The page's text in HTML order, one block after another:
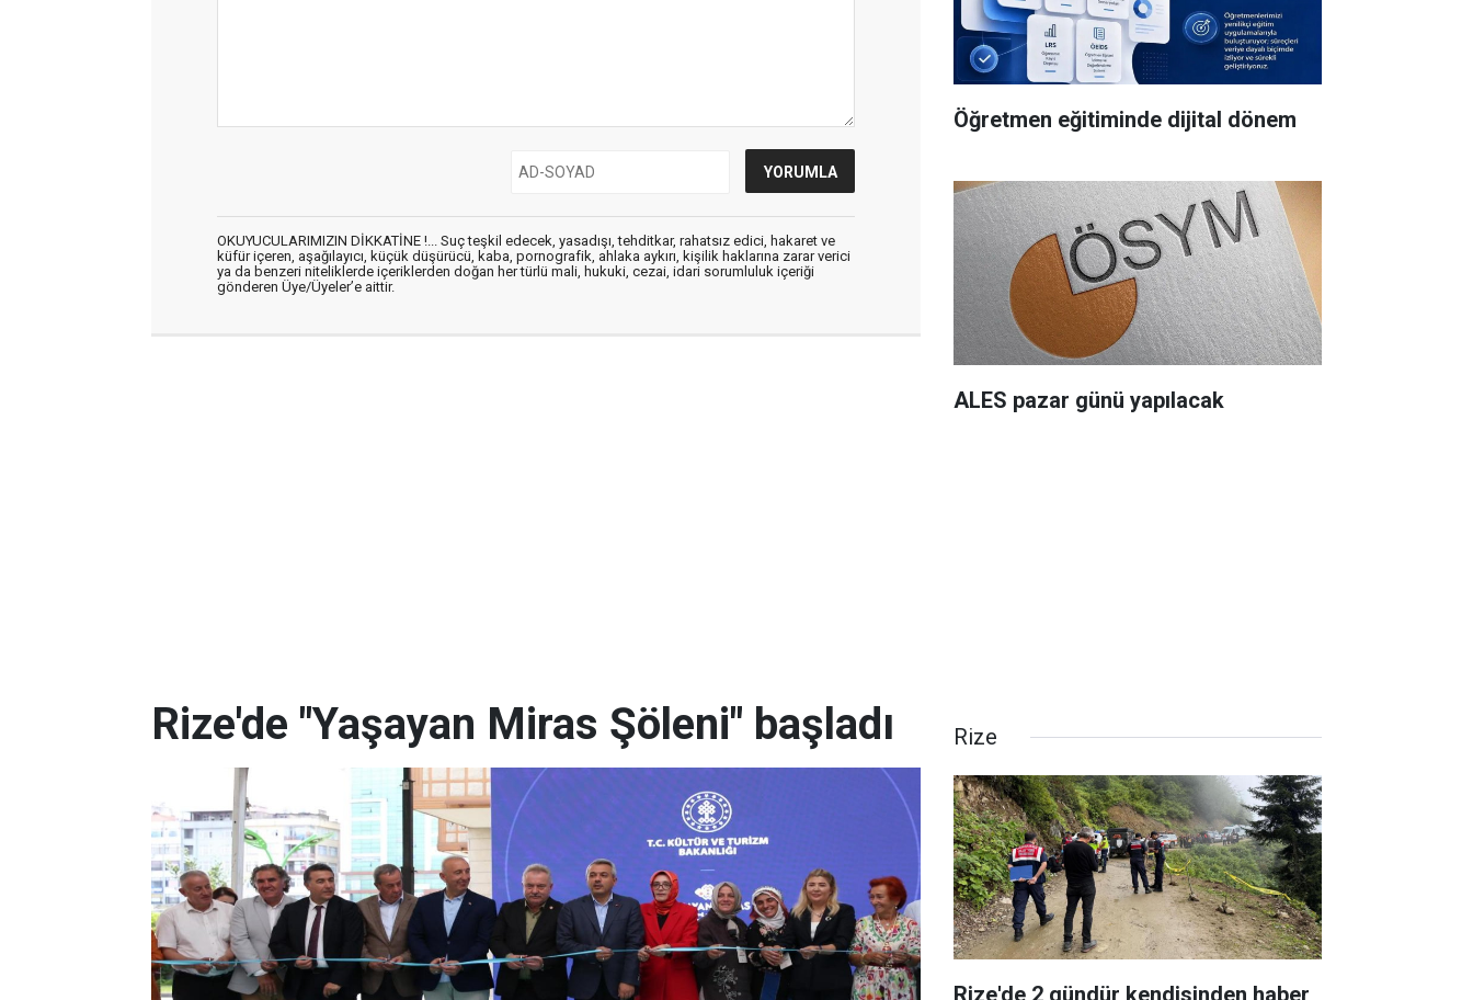
OKUYUCULARIMIZIN DİKKATİNE !... Suç teşkil edecek, yasadışı, tehditkar, rahatsız edici, hakaret ve
küfür içeren, aşağılayıcı, küçük düşürücü, kaba, pornografik, ahlaka aykırı, kişilik haklarına zarar verici
ya da benzeri niteliklerde içeriklerden doğan her türlü mali, hukuki, cezai, idari sorumluluk içeriği
gönderen Üye/Üyeler’e aittir.
Öğretmen eğitiminde dijital dönem
ALES pazar günü yapılacak
Rize'de "Yaşayan Miras Şöleni" başladı Rize
Rize'de 2 gündür kendisinden haber